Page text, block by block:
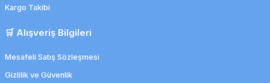
Kargo Takibi
🛒 Alışveriş Bilgileri
Mesafeli Satış Sözleşmesi
Gizlilik ve Güvenlik